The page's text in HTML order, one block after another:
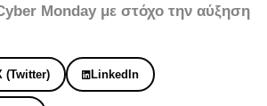
Monday με στόχο την αύξηση
(Twitter) LinkedIn